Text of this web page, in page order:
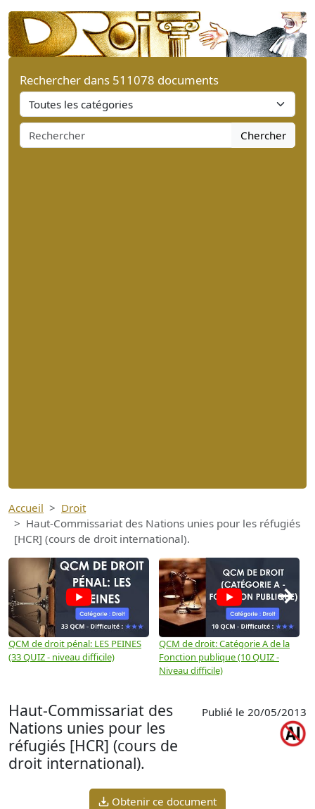
Rechercher dans 511078 documents
Chercher
Accueil
Droit
Haut-Commissariat des Nations unies pour les réfugiés
[HCR] (cours de droit international).
QCM de droit pénal: LES PEINES
(33 QUIZ - niveau difficile)
QCM de droit: Catégorie A de la
Fonction publique (10 QUIZ -
Niveau difficile)
→
Haut-Commissariat des
Nations unies pour les
réfugiés [HCR] (cours de
droit international).
Publié le 20/05/2013
Obtenir ce document